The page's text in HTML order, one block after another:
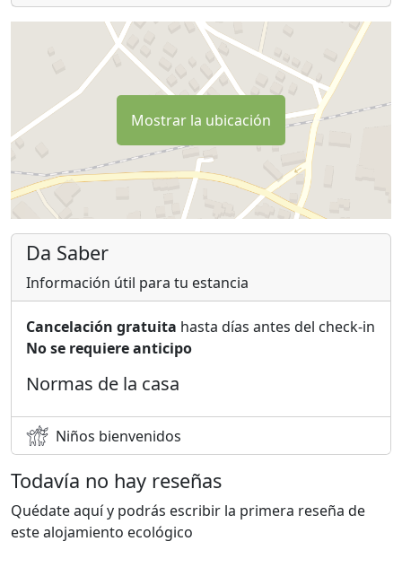
Mostrar la ubicación
Da Saber
Información útil para tu estancia
Cancelación gratuita hasta días antes del check-in
No se requiere anticipo
Normas de la casa
Niños bienvenidos
Todavía no hay reseñas
Quédate aquí y podrás escribir la primera reseña de
este alojamiento ecológico